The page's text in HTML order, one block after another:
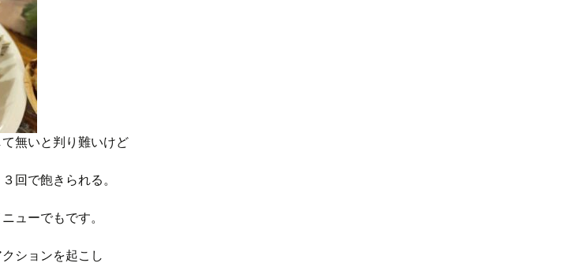
無いと判り難いけど
回で飽きられる。
ューでもです。
ションを起こし